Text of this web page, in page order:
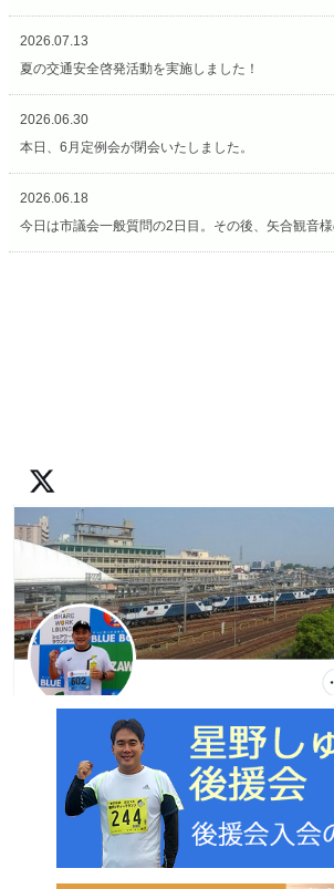
2026.07.13
夏の交通安全啓発活動を実施しました！
2026.06.30
本日、6月定例会が閉会いたしました。
2026.06.18
今日は市議会一般質問の2日目。その後、矢合観音様の